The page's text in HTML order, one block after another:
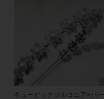
キュービックジルコニア×パー